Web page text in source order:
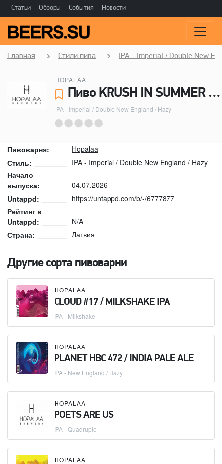
Статьи Обзоры События Новости
Главная Стили пива IPA - Imperial / Double New
HOPALAA
Пиво KRUSH IN SUMMER - Hopalaa
IPA - Imperial / Double New England / Hazy
Пивоварня:
Hopalaa
Стиль:
IPA - Imperial / Double New England / Hazy
Начало
выпуска:
04.07.2026
Untappd:
https://untappd.com/b/-/6777877
Рейтинг в
Untappd:
N/A
Страна:
Латвия
Другие сорта пивоварни
HOPALAA
CLOUD #17 / MILKSHAKE IPA
IPA - Milkshake
HOPALAA
PLANET HBC 472 / INDIA PALE ALE
IPA - New England / Hazy
HOPALAA
POETS ARE US
IPA - Quadruple
HOPALAA